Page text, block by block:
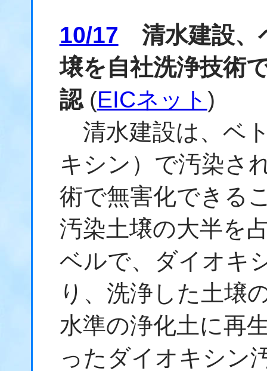
10/17 清水建設、
壌を自社洗浄技術
認(EICネット )
清水建設は、ベ
キシン ）で汚染さ
術で無害化できる
汚染土壌の大半を
ベルで、
ダイオキ
り、洗浄した土壌
水準の浄化土に再
った ダイオキシン